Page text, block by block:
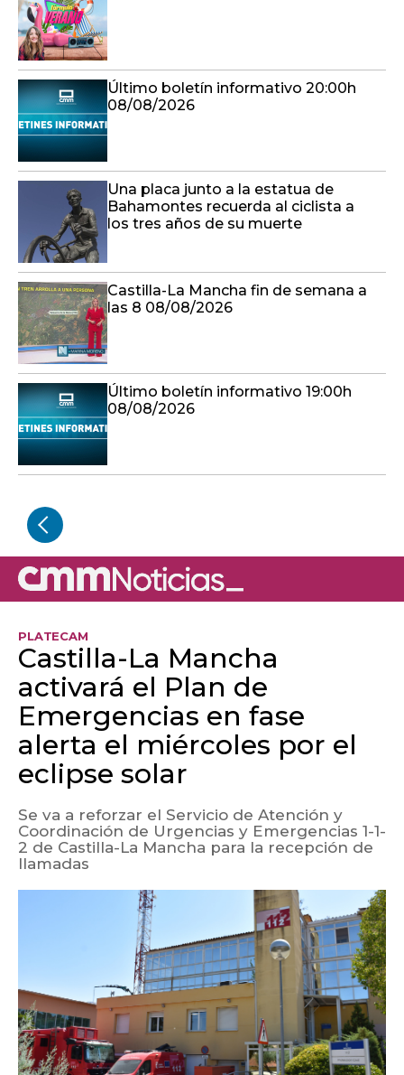
Último boletín informativo 20:00h
08/08/2026
Una placa junto a la estatua de
Bahamontes recuerda al ciclista a
los tres años de su muerte
Castilla-La Mancha fin de semana a
las 8 08/08/2026
Último boletín informativo 19:00h
08/08/2026
PLATECAM
Castilla-La Mancha
activará el Plan de
Emergencias en fase
alerta el miércoles por el
eclipse solar
Se va a reforzar el Servicio de Atención y
Coordinación de Urgencias y Emergencias 1-1-
2 de Castilla-La Mancha para la recepción de
llamadas